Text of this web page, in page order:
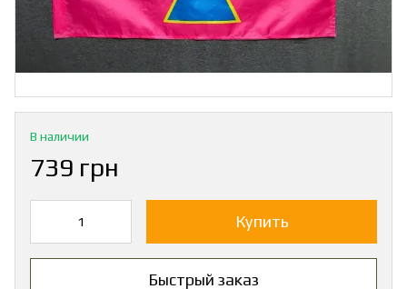
В наличии
739 грн
Купить
Быстрый заказ